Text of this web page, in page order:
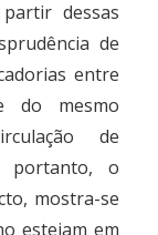
dessas
de
entre
do mesmo
de
portanto, o
mostra-se
estejam em